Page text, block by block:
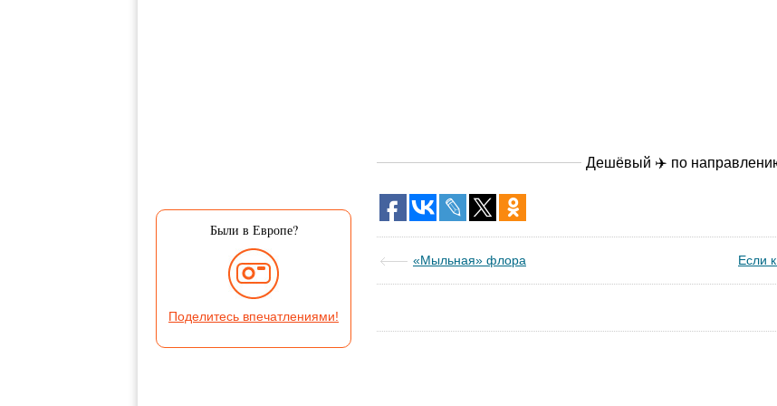
Были в Европе?
Поделитесь впечатлениями!
Дешёвый ✈️ по
«Мыльная» флора Если